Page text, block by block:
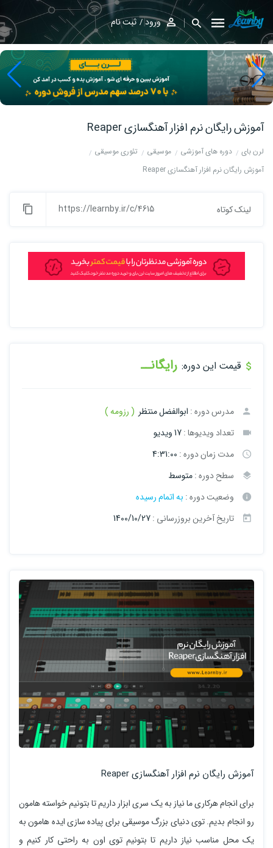
ورود ثبت نام
آموزش رایگان نرم افزار آهنگسازی Reaper
لرن بای دوره های آموزشی موسیقی
تئوری موسیقی
آموزش رایگان نرم افزار آهنگسازی Reaper
لینک کوتاه https://learnby.ir/c/4615
قیمت این دوره: رایگانــ
مدرس دوره : ابوالفضل منتظر ( رزومه )
تعداد ویدیوها :17 ویدیو
مدت زمان دوره : 4:31:00
سطح دوره :متوسط
وضعیت دوره : به اتمام رسیده
تاریخ آخرین بروزرسانی :1400/10/27
آموزش رایگان نرم افزار آهنگسازی Reaper
برای انجام هرکاری ما نیاز به یک سری ابزار داریم تا بتونیم خواسته هامون
رو انجام بدیم. توی دنیای بزرگ موسیقی برای پیاده سازی ایده هامون به
یک محل مناسب نیاز داریم تا بتونیم توی اون به راحتی کار کنیم و